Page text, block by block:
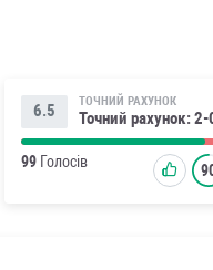
6.5 ТОЧНИЙ РАХУНОК
Точний рахунок: 2-
99 Голосів